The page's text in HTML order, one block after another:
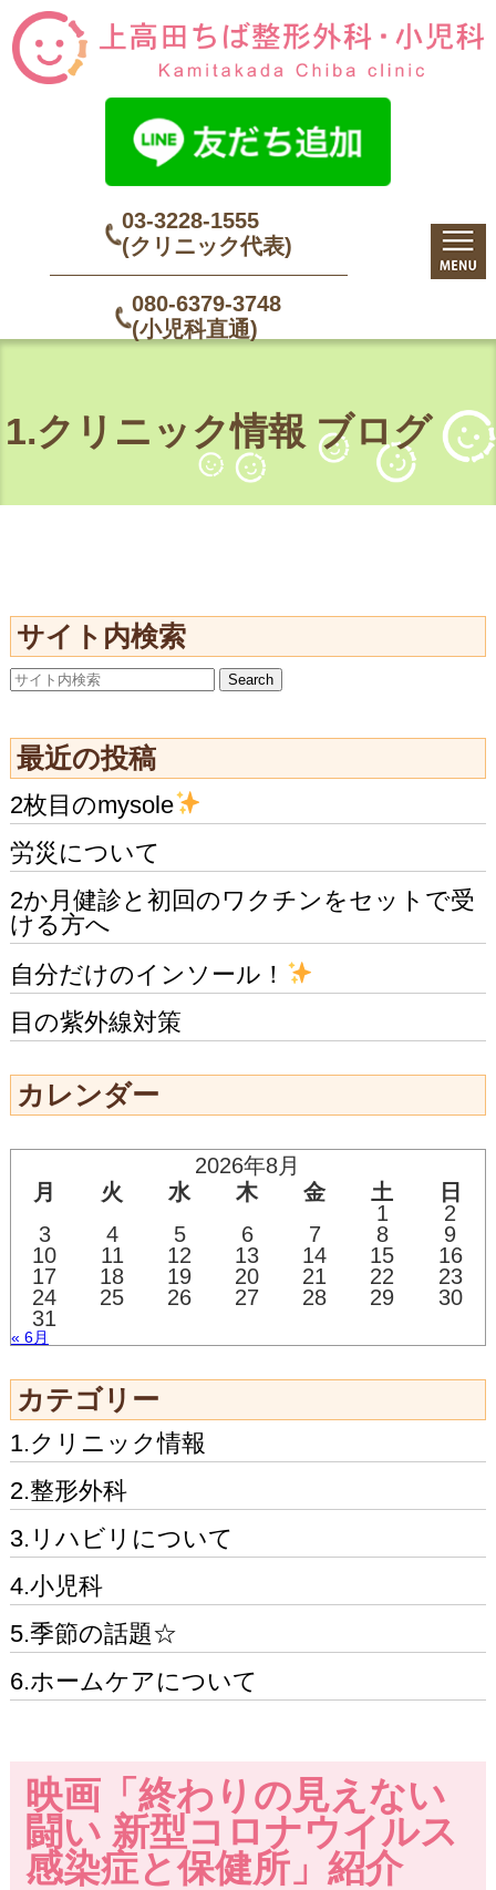
03-3228-1555
(クリニック代表)
080-6379-3748
(小児科直通)
1.クリニック情報 ブログ
サイト内検索
最近の投稿
2枚目のmysole
労災について
2か月健診と初回のワクチンをセットで受
ける方へ
自分だけのインソール！
目の紫外線対策
カレンダー
2026年8月
月
火 水 木 金 土
日
1
2
3
4 5 6 7 8
9
10
11 12 13 14 15
16
17
18 19 20 21 22
23
24
25 26 27 28 29
30
31
« 6月
カテゴリー
1.クリニック情報
2.整形外科
3.リハビリについて
4.小児科
5.季節の話題☆
6.ホームケアについて
映画「終わりの見えない
闘い 新型コロナウイルス
感染症と保健所」紹介